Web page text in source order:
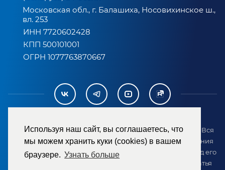
Используя наш сайт, вы соглашаетесь, что
мы можем хранить куки (cookies) в вашем
браузере. Узнать больше
Московская обл., г. Балашиха, Носовихинское ш.,
вл. 253
ИНН 7720602428
КПП 500101001
ОГРН 1077763870667
2007-2026 © ООО «ТД «РЕМЕЗА». Все права защищены. Вся
информация на сайте размещена в целях предоставления
возможности покупателю ознакомиться с товаром перед его
приобретением и не является публичной офертой (статья